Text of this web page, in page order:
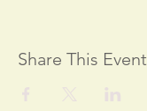
Share This Event